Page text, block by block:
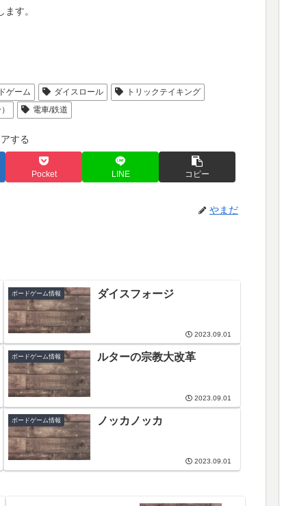
す。
ゲーム ダイスロール
トリックテイキング
電車/鉄道
する
Pocket LINE コピー
やまだ
ボードゲーム情報 ダイスフォージ
2023.09.01
ボードゲーム情報 ルターの宗教大改革
2023.09.01
ボードゲーム情報 ノッカノッカ
2023.09.01